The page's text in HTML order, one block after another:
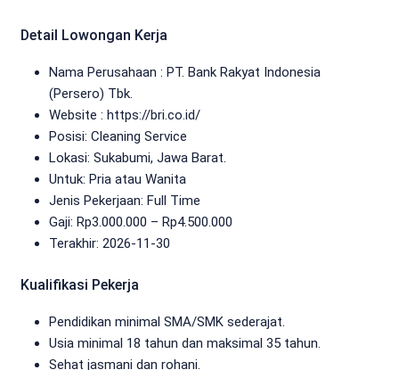
Detail Lowongan Kerja
Nama Perusahaan : PT. Bank Rakyat Indonesia
(Persero) Tbk.
Website : https://bri.co.id/
Posisi: Cleaning Service
Lokasi: Sukabumi, Jawa Barat.
Untuk: Pria atau Wanita
Jenis Pekerjaan: Full Time
Gaji: Rp3.000.000 – Rp4.500.000
Terakhir: 2026-11-30
Kualifikasi Pekerja
Pendidikan minimal SMA/SMK sederajat.
Usia minimal 18 tahun dan maksimal 35 tahun.
Sehat jasmani dan rohani.